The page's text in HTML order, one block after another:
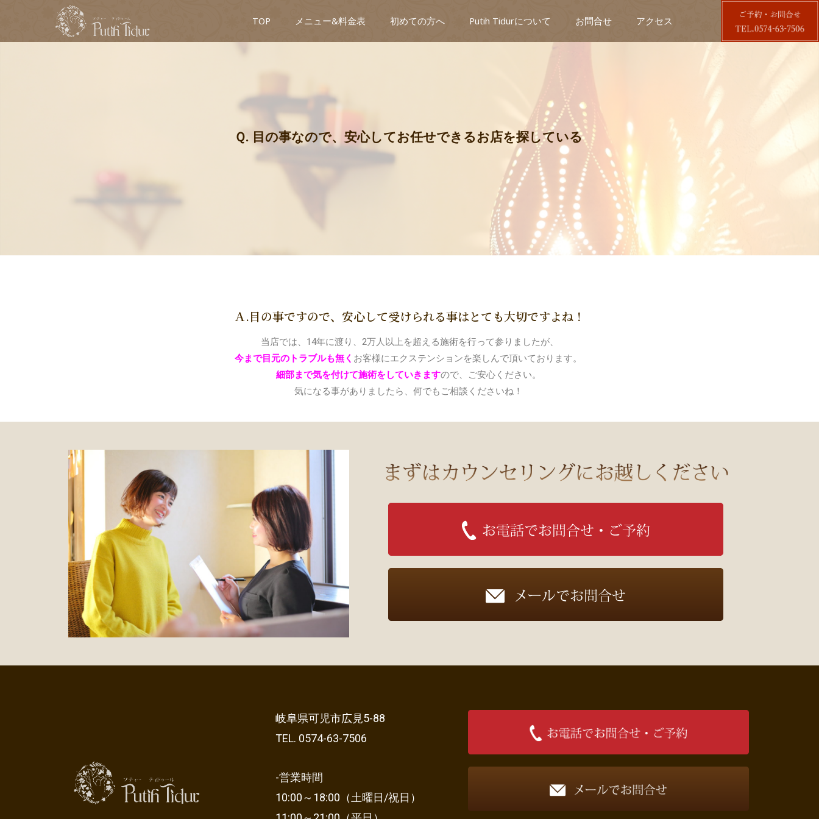
TOP メニュー&料金表 初めての方へ Putih Tidurについて お問合せ アクセス
Ｑ. 目の事なので、安心してお任せできるお店を探している
Ａ.目の事ですので、安心して受けられる事はとても大切ですよね！
当店では、14年に渡り、2万人以上を超える施術を行って参りましたが、
今まで目元のトラブルも無く お客様にエクステンションを楽しんで頂いております。
細部まで気を付けて施術をしていきますので、ご安心ください。
気になる事がありましたら、何でもご相談くださいね！
岐阜県可児市広見5-88
TEL. 0574-63-7506
-営業時間
10:00～18:00（土曜日/祝日）